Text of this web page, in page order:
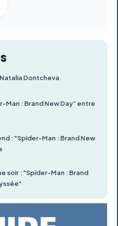
Dontcheva
Man : Brand New Day” entre
: "Spider-Man : Brand New
soir : "Spider-Man : Brand